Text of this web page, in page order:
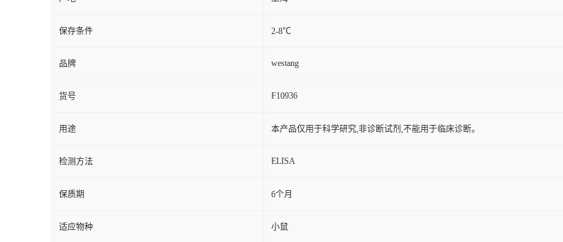
保存条件 2-8℃
品牌 westang
货号 F10936
用途 本产品仅用于科学研究,非诊断试剂,不能用于临床诊断。
检测方法 ELISA
保质期 6个月
适应物种 小鼠